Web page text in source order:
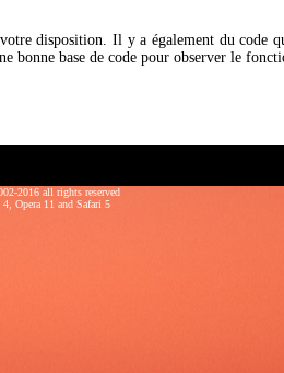
disposition. Il y a également du code
bonne base de code pour observer le
2016 all rights reserved
4, Opera 11 and Safari 5